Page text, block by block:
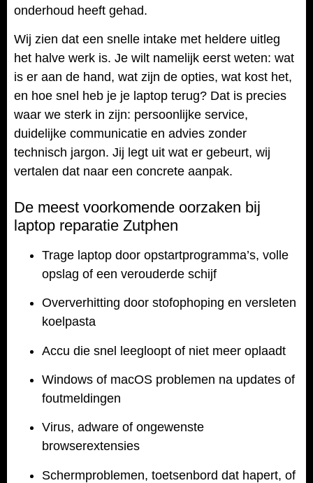
onderhoud heeft gehad.
Wij zien dat een snelle intake met heldere uitleg
het halve werk is. Je wilt namelijk eerst weten: wat
is er aan de hand, wat zijn de opties, wat kost het,
en hoe snel heb je je laptop terug? Dat is precies
waar we sterk in zijn: persoonlijke service,
duidelijke communicatie en advies zonder
technisch jargon. Jij legt uit wat er gebeurt, wij
vertalen dat naar een concrete aanpak.
De meest voorkomende oorzaken bij
laptop reparatie Zutphen
Trage laptop door opstartprogramma’s, volle
opslag of een verouderde schijf
Oververhitting door stofophoping en versleten
koelpasta
Accu die snel leegloopt of niet meer oplaadt
Windows of macOS problemen na updates of
foutmeldingen
Virus, adware of ongewenste
browserextensies
Schermproblemen, toetsenbord dat hapert, of